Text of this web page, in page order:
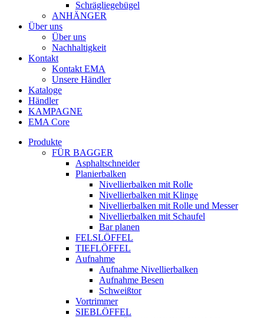
Schrägliegebügel
ANHÄNGER
Über uns
Über uns
Nachhaltigkeit
Kontakt
Kontakt EMA
Unsere Händler
Kataloge
Händler
KAMPAGNE
EMA Core
Produkte
FÜR BAGGER
Asphaltschneider
Planierbalken
Nivellierbalken mit Rolle
Nivellierbalken mit Klinge
Nivellierbalken mit Rolle und Messer
Nivellierbalken mit Schaufel
Bar planen
FELSLÖFFEL
TIEFLÖFFEL
Aufnahme
Aufnahme Nivellierbalken
Aufnahme Besen
Schweißtor
Vortrimmer
SIEBLÖFFEL